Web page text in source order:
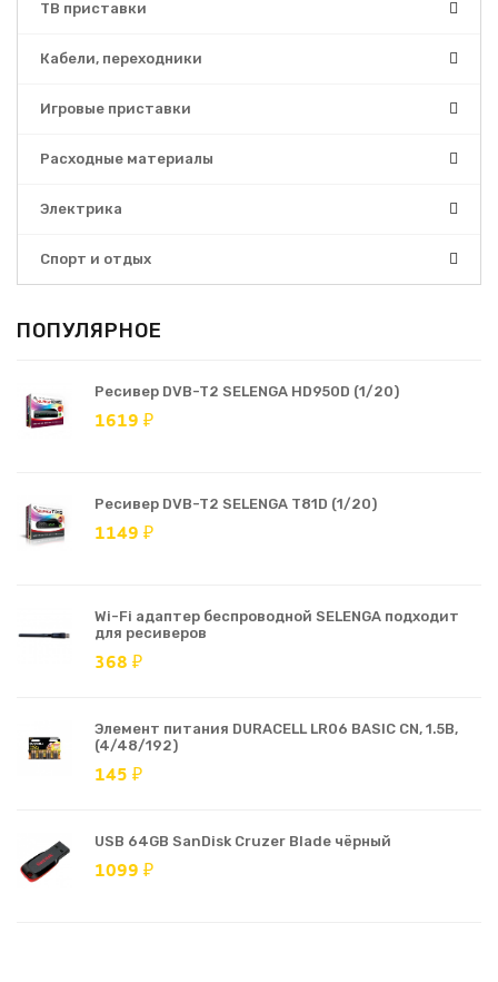
ТВ приставки
Кабели, переходники
Игровые приставки
Расходные материалы
Электрика
Спорт и отдых
ПОПУЛЯРНОЕ
Ресивер DVB-T2 SELENGA HD950D (1/20)
1619 ₽
Ресивер DVB-T2 SELENGA T81D (1/20)
1149 ₽
Wi-Fi адаптер беспроводной SELENGA подходит
для ресиверов
368 ₽
Элемент питания DURACELL LR06 BASIC CN, 1.5В,
(4/48/192)
145 ₽
USB 64GB SanDisk Cruzer Blade чёрный
1099 ₽